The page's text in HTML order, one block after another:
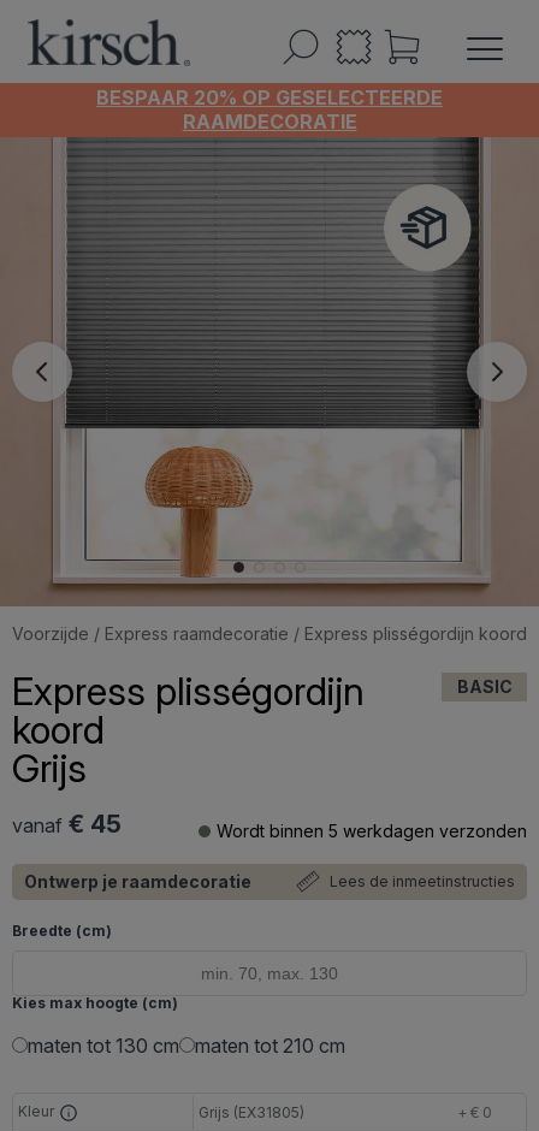
BESPAAR 20% OP GESELECTEERDE
RAAMDECORATIE
Voorzijde / Express raamdecoratie / Express plisségordijn koord
Express plisségordijn
koord
Grijs
BASIC
vanaf € 45 Wordt binnen 5 werkdagen verzonden
Ontwerp je raamdecoratie Lees de inmeetinstructies
Breedte (cm)
Kies max hoogte (cm)
maten tot 130 cm maten tot 210 cm
Kleur Grijs (EX31805)
+ € 0